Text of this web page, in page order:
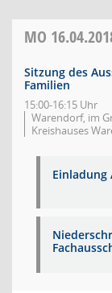
MO
Sitzung des
Familien
15:00-16:15 Uhr
Warendorf, im
Kreishauses
Einladung